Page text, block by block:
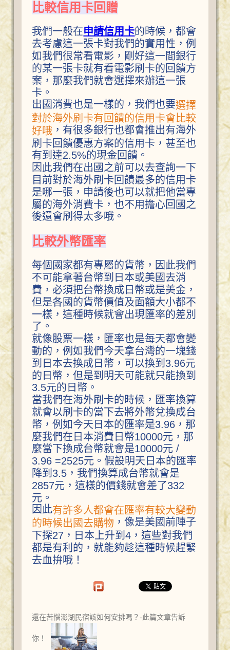
比較信用卡回贈
我們一般在申請信用卡的時候，都會
去考慮這一張卡對我們的實用性，例
如我們很常看電影，剛好這一間銀行
的某一張卡就有看電影刷卡的回饋方
案，那麼我們就會選擇來辦這一張
卡。
出國消費也是一樣的，我們也要選擇
對於海外刷卡有回饋的信用卡會比較
好哦 ，有很多銀行也都會推出有海外
刷卡回饋優惠方案的信用卡，甚至也
有到達2.5%的現金回饋。
因此我們在出國之前可以去查詢一下
目前對於海外刷卡回饋最多的信用卡
是哪一張，申請後也可以就把他當專
屬的海外消費卡，也不用擔心回國之
後還會刷得太多哦。
比較外幣匯率
每個國家都有專屬的貨幣，因此我們
不可能拿著台幣到日本或美國去消
費，必須把台幣換成日幣或是美金，
但是各國的貨幣價值及面額大小都不
一樣，這種時候就會出現匯率的差別
了。
就像股票一樣，匯率也是每天都會變
動的，例如我們今天拿台灣的一塊錢
到日本去換成日幣，可以換到3.96元
的日幣，但是到明天可能就只能換到
3.5元的日幣。
當我們在海外刷卡的時候，匯率換算
就會以刷卡的當下去將外幣兌換成台
幣，例如今天日本的匯率是3.96，那
麼我們在日本消費日幣10000元，那
麼當下換成台幣就會是10000元 /
3.96 =2525元。假設明天日本的匯率
降到3.5，我們換算成台幣就會是
2857元，這樣的價錢就會差了332
元。
因此有許多人都會在匯率有較大變動
的時候出國去購物 ，像是美國前陣子
下探27，日本上升到4，這些對我們
都是有利的，就能夠趁這種時候趕緊
去血拚哦！
還在苦惱澎湖民宿該如何安排嗎？-此篇文章告訴
你！